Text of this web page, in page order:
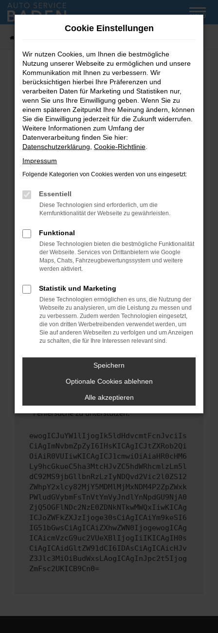
Zum
Hauptinhalt
MENÜ
Fehler: Network Error
Beim Laden ist ein Fehler aufgetreten.
Hier sind ein paar Tipps, die dir helfen können:
Überprüfe deine Firewall und deine
Internetverbindung.
Laden andere Webseiten, zum Beispiel deine
Suchmaschine?
Prüfe deine Browsererweiterungen.
können das Laden bestimmter Seiten
verhindern. Funktioniert die Seite in einem
Fenster?
Starte dein Gerät neu.
Das kann manchmal helfen, vorübergehende
Probleme zu beheben.
Betriebssystem auf dem neuesten Stand
sind.
Veraltete Software birgt nicht nur ein
Sicherheitsrisiko, sondern kann auch dazu
führen, dass bestimmte Funktionen nicht mehr
unterstützt werden.
Wende dich an den Webseitenbetreiber.
Wenn du alle oben genannten Schritte versucht
hast, kontaktiere uns bitte. Wir werden
uns diesen Text schicken, um uns bei der
Fehlersuche zu unterstützen:
ewogICJuYW1lIjogIk5ldHdvcmtFcnJvciIs
CiAgImNvbmZpZyI6IHsKICAgICJtZXRob2Qi
OiAiR0VUIiwKICAgICJ1cmwiOiAiaHR0cHM6
Ly9hcGkueC5ha3MtcHJvZC5hdWRhcmlzLm5l
dC92MS9jbGllbnRzLzIyNDQvd2Vic2l0ZS12
ZWhpY2xlcy82MjY5MDMlMjMxNDM4P2ZpZWxk
PWludGVybmFsTnVtYmVyJndlYnNpdGU9NjA0
ZjQ5OGFlNDc2NzE0ZDNkNTkwMWQxIiwKICAg
ICJoZWFkZXJzIjoge30sCiAgICAiYm9keSI6
IG51bGwsCiAgICAiZXhwZWN0IjogewogICAg
ICAicmVzcG9uc2VUeXBlIjogIiIKICAgIH0s
CiAgICAidGltZW91dCI6IDAsCiAgICAicHJv
Z3Jlc3MiOiBudWxsLAogICAgInJpc2t5Ijog
ZmFsc2UKICB9Cn0=
Cookie Einstellungen
Wir nutzen Cookies, um Ihnen die bestmögliche
Nutzung unserer Webseite zu ermöglichen und unsere
Kommunikation mit Ihnen zu verbessern. Wir
berücksichtigen hierbei Ihre Präferenzen und
verarbeiten Daten für Marketing und Statistiken nur,
wenn Sie uns Ihre Einwilligung geben. Wenn Sie zu
einem späteren Zeitpunkt Ihre Meinung ändern, können
Sie die Einwilligung jederzeit für die Zukunft widerrufen.
Weitere Informationen zum Umfang der
Datenverarbeitung finden Sie hier:
Datenschutzerklärung Cookie-Richtlinie
Impressum
Folgende Kategorien von Cookies werden von uns eingesetzt:
Essentiell
Diese Technologien sind erforderlich, um die
Kernfunktionalität der Webseite zu gewährleisten.
Funktional
Diese Technologien bieten die bestmögliche Funktionalität
der Webseite. Services von Drittanbietern wie Google
Maps, Chats, Fahrzeugbewertungssystem und weitere
werden aktiviert.
Statistik und Marketing
Diese Technologien ermöglichen es uns, die Nutzung der
Webseite zu analysieren, um die Leistung zu messen und
zu verbessern. Zudem werden Technologien eingesetzt,
die von dritten Werbetreibenden verwendet werden, um
Sie auf anderen Webseiten zu verfolgen und um Anzeigen
zu schalten, die für Ihre Interessen relevant sind.
Speichern
Optionale Cookies ablehnen
Alle akzeptieren